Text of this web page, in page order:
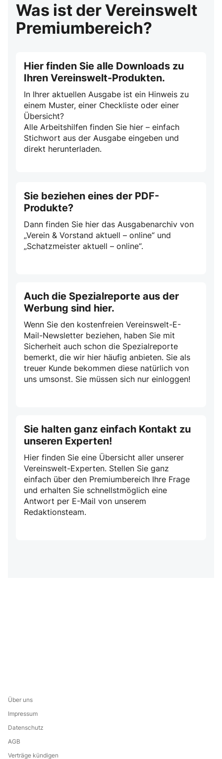
Was ist der Vereinswelt
Premiumbereich?
Hier finden Sie alle Downloads zu
Ihren Vereinswelt-Produkten.
In Ihrer aktuellen Ausgabe ist ein Hinweis zu
einem Muster, einer Checkliste oder einer
Übersicht?
Alle Arbeitshilfen finden Sie hier – einfach
Stichwort aus der Ausgabe eingeben und
direkt herunterladen.
Sie beziehen eines der PDF-
Produkte?
Dann finden Sie hier das Ausgabenarchiv von
„Verein & Vorstand aktuell – online“ und
„Schatzmeister aktuell – online“.
Auch die Spezialreporte aus der
Werbung sind hier.
Wenn Sie den kostenfreien Vereinswelt-E-
Mail-Newsletter beziehen, haben Sie mit
Sicherheit auch schon die Spezialreporte
bemerkt, die wir hier häufig anbieten. Sie als
treuer Kunde bekommen diese natürlich von
uns umsonst. Sie müssen sich nur einloggen!
Sie halten ganz einfach Kontakt zu
unseren Experten!
Hier finden Sie eine Übersicht aller unserer
Vereinswelt-Experten. Stellen Sie ganz
einfach über den Premiumbereich Ihre Frage
und erhalten Sie schnellstmöglich eine
Antwort per E-Mail von unserem
Redaktionsteam.
Über uns
Impressum
Datenschutz
AGB
Verträge kündigen